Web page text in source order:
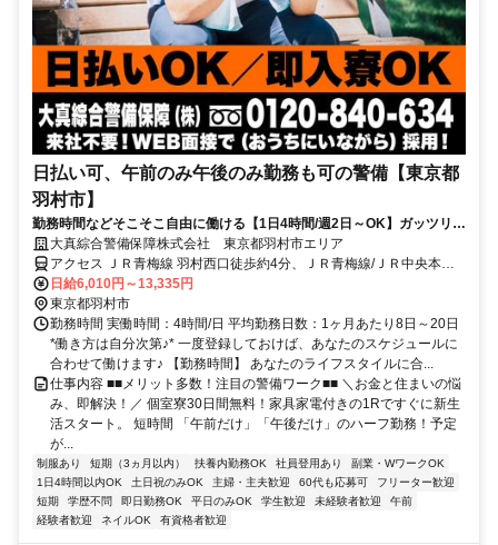
日払い可、午前のみ午後のみ勤務も可の警備【東京都
羽村市】
勤務時間などそこそこ自由に働ける【1日4時間/週2日～OK】ガッツリ稼
ぎたい方は8時間勤務もOK★
大真綜合警備保障株式会社 東京都羽村市エリア
アクセス ＪＲ青梅線 羽村西口徒歩約4分、ＪＲ青梅線/ＪＲ中央本線
小作西口徒歩約31分、ＪＲ青梅線/ＪＲ中央本線 福生西口徒歩約30分
東京都羽村市エリア(小作駅、羽村駅)
日給6,010円～13,335円
東京都羽村市
勤務時間 実働時間：4時間/日 平均勤務日数：1ヶ月あたり8日～20日
*働き方は自分次第♪* 一度登録しておけば、あなたのスケジュールに
合わせて働けます♪ 【勤務時間】 あなたのライフスタイルに合...
仕事内容 ■■メリット多数！注目の警備ワーク■■ ＼お金と住まいの悩
み、即解決！／ 個室寮30日間無料！家具家電付きの1Rですぐに新生
活スタート。 短時間 「午前だけ」「午後だけ」のハーフ勤務！予定
が...
制服あり 短期（3ヵ月以内） 扶養内勤務OK 社員登用あり
副業・WワークOK
1日4時間以内OK
土日祝のみOK 主婦・主夫歓迎 60代も応募可
フリーター歓迎
短期
学歴不問 即日勤務OK 平日のみOK 学生歓迎 未経験者歓迎
午前
経験者歓迎
ネイルOK 有資格者歓迎